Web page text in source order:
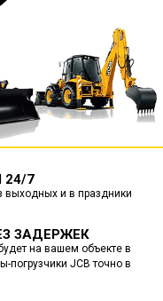
7
выходных и в праздники
ЗАДЕРЖЕК
на вашем объекте в
погрузчики JCB точно в